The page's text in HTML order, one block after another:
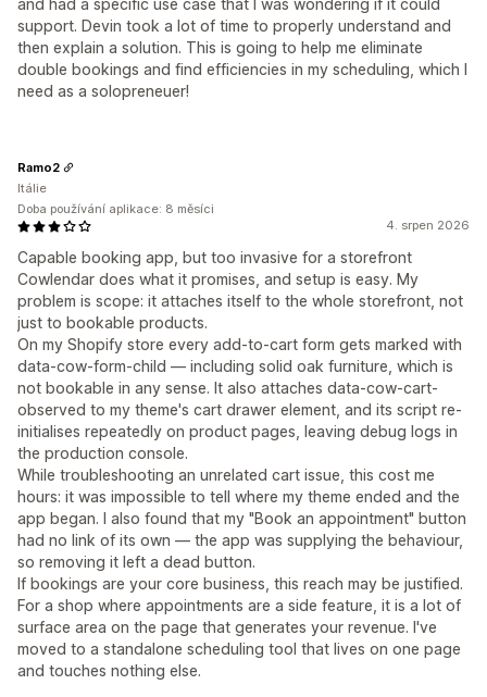
and had a specific use case that I was wondering if it could
support. Devin took a lot of time to properly understand and
then explain a solution. This is going to help me eliminate
double bookings and find efficiencies in my scheduling, which I
need as a solopreneuer!
4. srpen 2026
Capable booking app, but too invasive for a storefront
Cowlendar does what it promises, and setup is easy. My
problem is scope: it attaches itself to the whole storefront, not
just to bookable products.
On my Shopify store every add-to-cart form gets marked with
data-cow-form-child — including solid oak furniture, which is
not bookable in any sense. It also attaches data-cow-cart-
observed to my theme's cart drawer element, and its script re-
initialises repeatedly on product pages, leaving debug logs in
the production console.
While troubleshooting an unrelated cart issue, this cost me
hours: it was impossible to tell where my theme ended and the
app began. I also found that my "Book an appointment" button
had no link of its own — the app was supplying the behaviour,
so removing it left a dead button.
If bookings are your core business, this reach may be justified.
For a shop where appointments are a side feature, it is a lot of
surface area on the page that generates your revenue. I've
moved to a standalone scheduling tool that lives on one page
and touches nothing else.
Ramo2
Itálie
Doba používání aplikace: 8 měsíci